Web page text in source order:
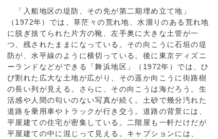
「入船地区の堤防、その先が第二期埋め立て地」
（1972年）では、草茫々の荒れ地、水溜りのある荒れ地
に脱ぎ捨てられた片方の靴、左手奥に大きな土管が一
つ、残されたままになっている。その向こうに石垣の堤
防が、水平線のように横切っている。後に東京ディズニ
ーランドなどができる「舞浜地区」（1972年）では、ひ
び割れた広大な土地が広がり、その遥か向こうに街路樹
の長い列が見える。さらに、その向こうは海だろう。生
活感や人間の匂いのない写真が続く。土砂で幾分汚れた
道路を乗用車やトラックが行き交う。道路の背景には、
平屋建ての住宅が密集している。二階屋も一軒だけだが
平屋建ての中に混じって見える。キャプションには、